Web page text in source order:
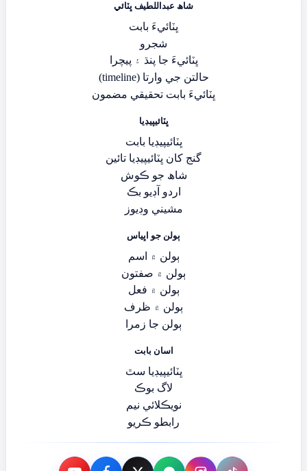
شاھ عبداللطيف ڀٽائي
ڀٽائيءَ بابت
شجرو
ڀٽائيءَ جا پنڌ ۽ پيچرا
حالتن جي وارتا (timeline)
ڀٽائيءَ بابت تحقيقي مضمون
ڀٽائيپيڊيا
ڀٽائيپيڊيا بابت
گنج کان ڀٽائيپيڊيا تائين
شاھ جو ڪوش
اردو آڊيو بڪ
مشيني وڊيوز
ٻولن جو اڀياس
ٻولن ۾ اسم
ٻولن ۾ صفتون
ٻولن ۾ فعل
ٻولن ۾ ظرف
ٻولن جا زمرا
اسان بابت
ڀٽائيپيڊيا سٿ
لاگ بوڪ
نويڪلائي نيم
رابطو ڪريو